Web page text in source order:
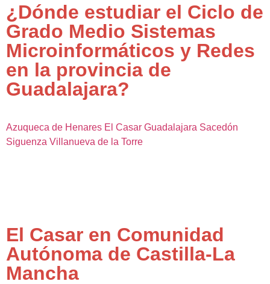
¿Dónde estudiar el Ciclo de
Grado Medio Sistemas
Microinformáticos y Redes
en la provincia de
Guadalajara?
Azuqueca de Henares El Casar Guadalajara Sacedón
Siguenza Villanueva de la Torre
El Casar en Comunidad
Autónoma de Castilla-La
Mancha